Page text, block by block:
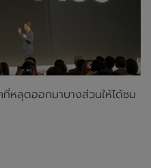
ที่หลุดออกมาบางส่วนให้ได้ชม